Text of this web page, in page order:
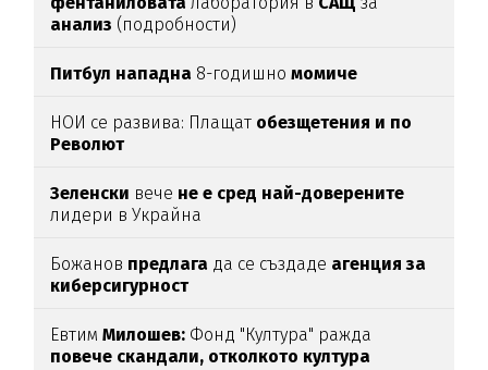
анализ (подробности)
Питбул нападна 8-годишномомиче
НОИ се развива: Плащат обезщетения и по
Револют
Зеленски вече не е сред най-доверените
лидери в Украйна
Божанов предлага да се създаде агенция за
киберсигурност
ЕвтимМилошев: Фонд "Култура" ражда
повече скандали, отколкото култура